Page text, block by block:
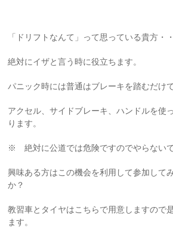
「ドリフトなんて」って思っている貴方・
絶対にイザと言う時に役立ちます。
パニック時には普通はブレーキを踏むだけ
アクセル、サイドブレーキ、ハンドルを使
ります。
※ 絶対に公道では危険ですのでやらないで
興味ある方はこの機会を利用して参加して
か？
教習車とタイヤはこちらで用意しますので
ます。